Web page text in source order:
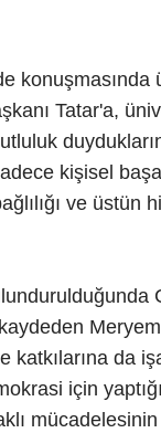
Tatar'a,
kişisel
ve üstün
katkılarına da
için